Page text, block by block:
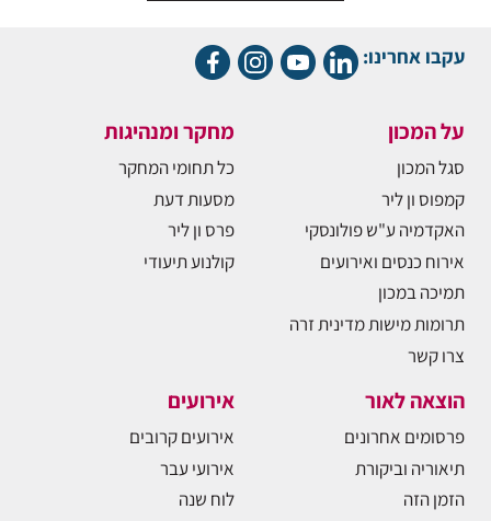
עקבו אחרינו:
על המכון
סגל המכון
קמפוס ון ליר
האקדמיה ע"ש פולונסקי
אירוח כנסים ואירועים
תמיכה במכון
תרומות מישות מדינית זרה
צרו קשר
מחקר ומנהיגות
כל תחומי המחקר
מסעות דעת
פרס ון ליר
קולנוע תיעודי
הוצאה לאור
פרסומים אחרונים
תיאוריה וביקורת
הזמן הזה
אירועים
אירועים קרובים
אירועי עבר
לוח שנה